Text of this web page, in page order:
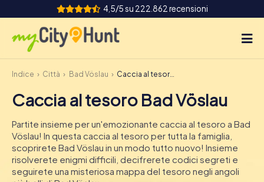
4,5/5 su 222.862 recensioni
Come funziona
Città
Tour
Team Building
Indice Città Bad Vöslau Caccia al tesoro Bad Vöslau
Caccia al tesoro Bad Vöslau
Partite insieme per un'emozionante caccia al tesoro a Bad
Vöslau! In questa caccia al tesoro per tutta la famiglia,
scoprirete Bad Vöslau in un modo tutto nuovo! Insieme
risolverete enigmi difficili, decifrerete codici segreti e
seguirete una misteriosa mappa del tesoro negli angoli